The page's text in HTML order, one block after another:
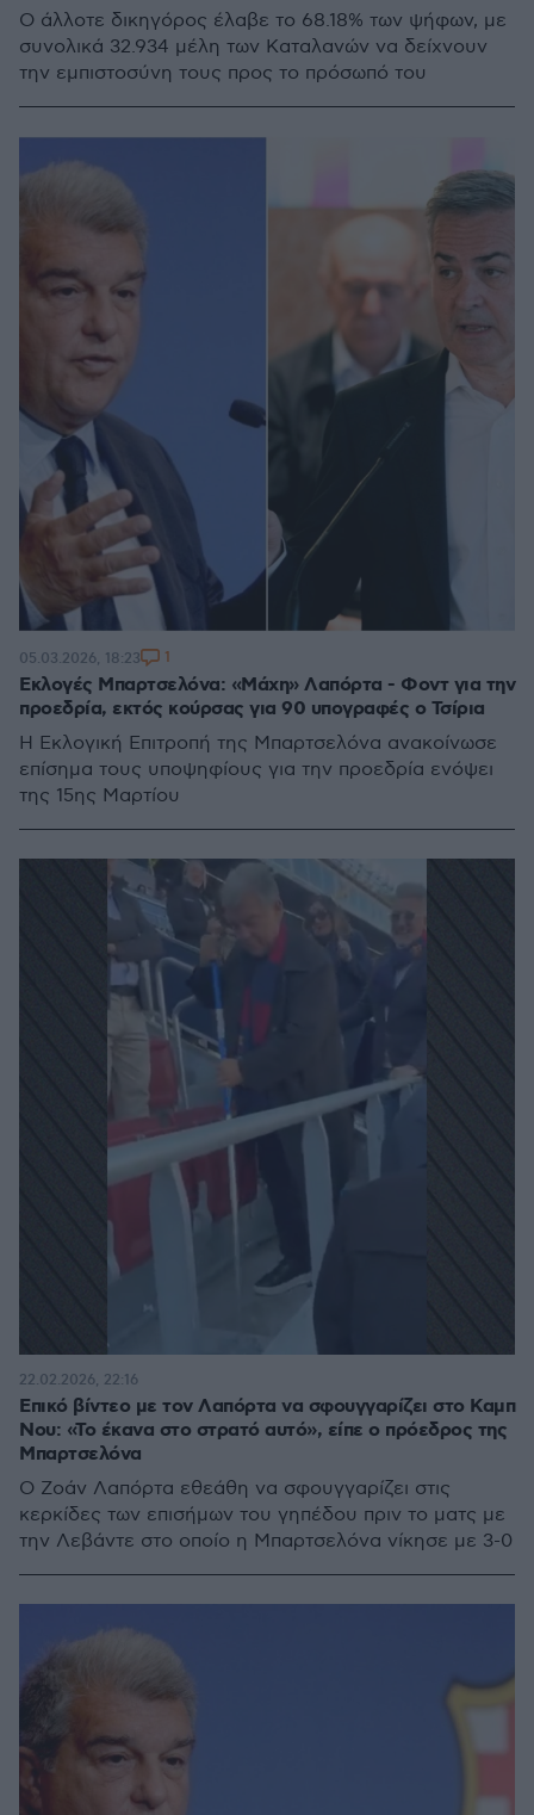
Ο άλλοτε δικηγόρος έλαβε το 68.18% των ψήφων, με
συνολικά 32.934 μέλη των Καταλανών να δείχνουν
την εμπιστοσύνη τους προς το πρόσωπό του
Εκλογές Μπαρτσελόνα: «Μάχη» Λαπόρτα - Φοντ για την
προεδρία, εκτός κούρσας για 90 υπογραφές ο Τσίρια
Η Εκλογική Επιτροπή της Μπαρτσελόνα ανακοίνωσε
επίσημα τους υποψηφίους για την προεδρία ενόψει
της 15ης Μαρτίου
05.03.2026, 18:23 1
Επικό βίντεο με τον Λαπόρτα να σφουγγαρίζει στο Καμπ
Νου: «Το έκανα στο στρατό αυτό», είπε ο πρόεδρος της
Μπαρτσελόνα
Ο Ζοάν Λαπόρτα εθεάθη να σφουγγαρίζει στις
κερκίδες των επισήμων του γηπέδου πριν το ματς με
την Λεβάντε στο οποίο η Μπαρτσελόνα νίκησε με 3-0
22.02.2026, 22:16